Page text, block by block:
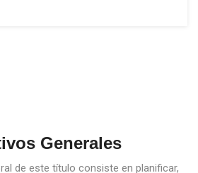
Generales
de este título consiste en planificar,